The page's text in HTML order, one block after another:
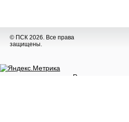
© ПСК 2026. Все права
защищены.
Разное